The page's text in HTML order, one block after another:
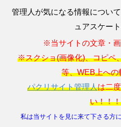
管理人が気になる情報につい
ュアスケート
※当サイトの文章・画
※スクショ(画像化)、コピペ
等、WEB上への
パクリサイト管理人は二
い！！
私は当サイトを見に来て下さる方